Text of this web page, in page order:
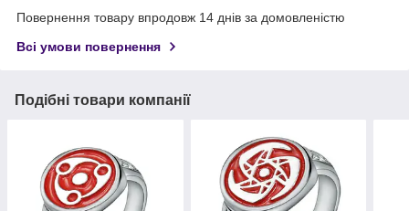
Повернення товару впродовж 14 днів за домовленістю
Всі умови повернення
Подібні товари компанії